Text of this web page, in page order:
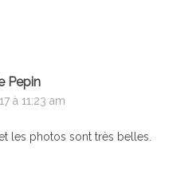
Pepin
à 11:23 am
les photos sont très belles.